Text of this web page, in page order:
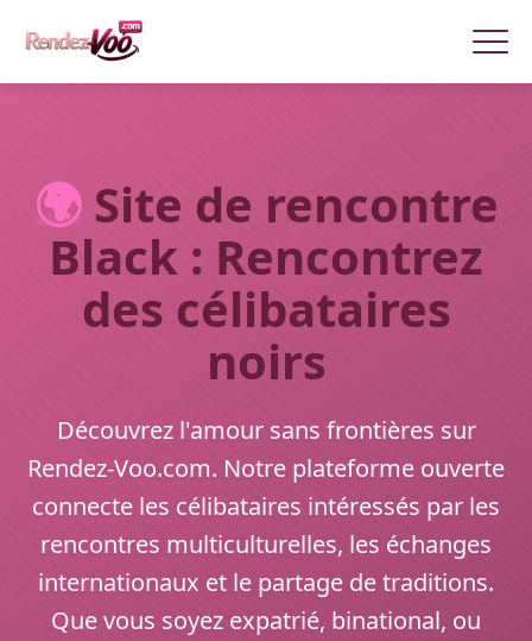
🌍Site de rencontre
Black : Rencontrez
des célibataires
noirs
Découvrez l'amour sans frontières sur
Rendez-Voo.com. Notre plateforme ouverte
connecte les célibataires intéressés par les
rencontres multiculturelles, les échanges
internationaux et le partage de traditions.
Que vous soyez expatrié, binational, ou